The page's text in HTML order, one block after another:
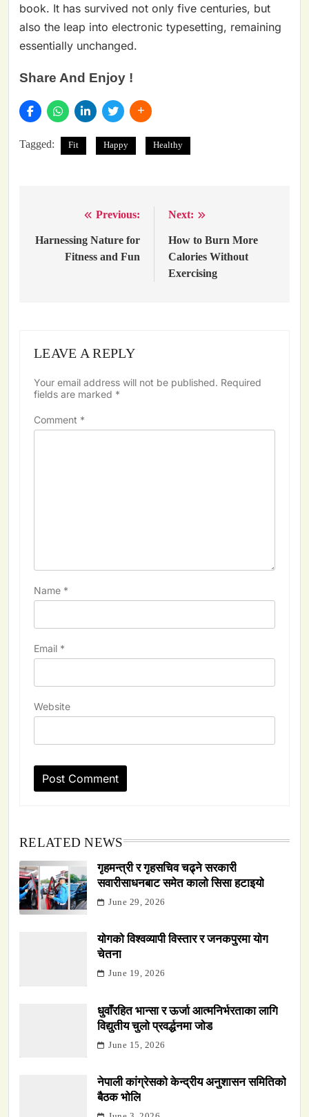
book. It has survived not only five centuries, but
also the leap into electronic typesetting, remaining
essentially unchanged.
Share And Enjoy !
Tagged: Fit Happy Healthy
navigation
Previous:
Harnessing Nature for
Fitness and Fun
Next:
How to Burn More
Calories Without
Exercising
LEAVE A REPLY
Your email address will not be published. Required
fields are marked *
Comment *
Name *
Email *
Website
RELATED NEWS
गृहमन्त्री र गृहसचिव चढ्ने सरकारी
सवारीसाधनबाट समेत कालो सिसा हटाइयो
June 29, 2026
योगको विश्वव्यापी विस्तार र जनकपुरमा योग
चेतना
June 19, 2026
धुवाँरहित भान्सा र ऊर्जा आत्मनिर्भरताका लागि
विद्युतीय चुलो प्रवर्द्धनमा जोड
June 15, 2026
नेपाली कांग्रेसको केन्द्रीय अनुशासन समितिको
बैठक भोलि